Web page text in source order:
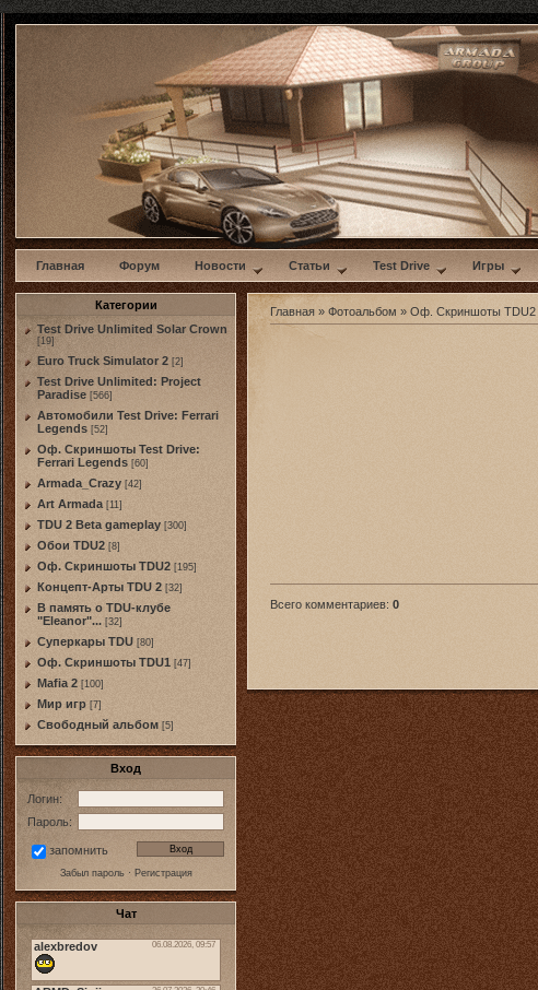
w
Главная Форум Новости Статьи Test Drive Игры
Категории
Test Drive Unlimited Solar Crown
[19]
Euro Truck Simulator 2 [2]
Test Drive Unlimited: Project
Paradise [566]
Автомобили Test Drive: Ferrari
Legends [52]
Оф. Скриншоты Test Drive:
Ferrari Legends [60]
Armada_Crazy [42]
Art Armada [11]
TDU 2 Beta gameplay [300]
Обои TDU2 [8]
Оф. Скриншоты TDU2 [195]
Концепт-Арты TDU 2 [32]
В память о TDU-клубе
"Eleanor"... [32]
Суперкары TDU [80]
Оф. Скриншоты TDU1 [47]
Mafia 2 [100]
Мир игр [7]
Свободный альбом [5]
Вход
Логин:
Пароль:
запомнить
Забыл пароль· Регистрация
Чат
Главная » Фотоальбом » Оф. Скриншоты TDU2
Всего комментариев: 0